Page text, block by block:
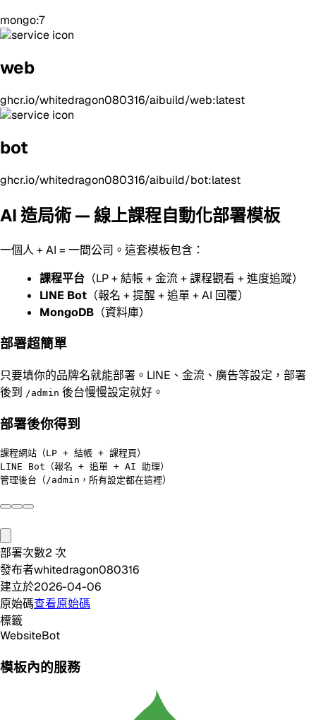
mongo:7
web
ghcr.io/whitedragon080316/aibuild/web:latest
bot
ghcr.io/whitedragon080316/aibuild/bot:latest
AI 造局術 — 線上課程自動化部署模板
一個人 + AI = 一間公司。這套模板包含：
課程平台 （LP + 結帳 + 金流 + 課程觀看 + 進度追蹤）
LINE Bot （報名 + 提醒 + 追單 + AI 回覆）
MongoDB （資料庫）
部署超簡單
只要填你的品牌名就能部署。LINE、金流、廣告等設定，部署
後到
/admin 後台慢慢設定就好。
部署後你得到
課程網站（LP + 結帳 + 課程頁）
LINE Bot（報名 + 追單 + AI 助理）
部署次數2 次
發布者whitedragon080316
建立於2026-04-06
原始碼查看原始碼
標籤
WebsiteBot
模板內的服務